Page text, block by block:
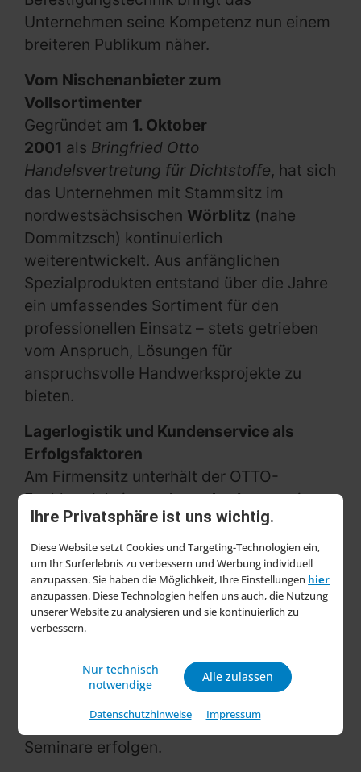
Ihre Privatsphäre ist uns wichtig.
Diese Website setzt Cookies und Targeting-Technologien ein,
um Ihr Surferlebnis zu verbessern und Werbung individuell
anzupassen. Sie haben die Möglichkeit, Ihre Einstellungen hier
anzupassen. Diese Technologien helfen uns auch, die Nutzung
unserer Website zu analysieren und sie kontinuierlich zu
verbessern.
Nur technisch
notwendige
Alle zulassen
Datenschutzhinweise Impressum
Unternehmen seine Kompetenz nun einem
breiteren Publikum näher.
Vom Nischenanbieter zum
Vollsortimenter
Gegründet am 1. Oktober
2001 als Bringfried Otto
Handelsvertretung für Dichtstoffe, hat sich
das Unternehmen mit Stammsitz im
nordwestsächsischen Wörblitz (nahe
Dommitzsch) kontinuierlich
weiterentwickelt. Aus anfänglichen
Spezialprodukten entstand über die Jahre
ein umfassendes Sortiment für den
professionellen Einsatz – stets getrieben
vom Anspruch, Lösungen für
anspruchsvolle Handwerksprojekte zu
bieten.
Lagerlogistik und Kundenservice als
Erfolgsfaktoren
Am Firmensitz unterhält der OTTO-
Fachhandel einwachsendes Lagermit
einer stetig expandierenden Artikelvielfalt.
Von hier aus werden Kunden sowohl
regional als auch überregional zuverlässig
beliefert. „Unser Ziel ist es, nicht nur
Produkte, sondern maßgeschneiderte
Servicepakete anzubieten“, erklärt das
Unternehmen. Dazu zählen neben
fachlich fundierten Beratung
auch
Kunden, die direkt vor Ort oder via
Seminare erfolgen.